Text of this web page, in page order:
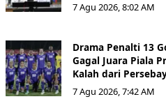
7 Agu 2026, 8:02 AM
Drama Penalti 13
Gagal Juara Piala
Kalah dari
7 Agu 2026, 7:42 AM